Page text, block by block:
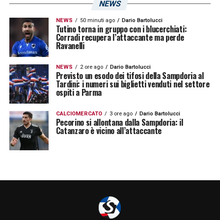
concorrente: le ultime
LA PLAYLIST DELLE NOSTRE TOP NEWS
NEWS
NEWS 50 minuti ago Dario Bartolucci
Tutino torna in gruppo con i blucerchiati:
Corradi recupera l’attaccante ma perde
Ravanelli
NEWS 2 ore ago Dario Bartolucci
Previsto un esodo dei tifosi della Sampdoria al
Tardini: i numeri sui biglietti venduti nel settore
ospiti a Parma
CALCIOMERCATO 3 ore ago Dario Bartolucci
Pecorino si allontana dalla Sampdoria: il
Catanzaro è vicino all’attaccante